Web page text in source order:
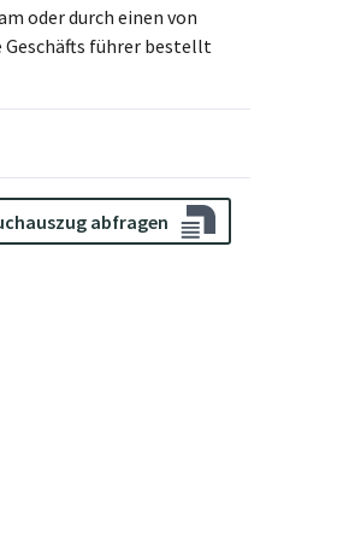
oder durch einen von
Geschäfts führer bestellt
abfragen